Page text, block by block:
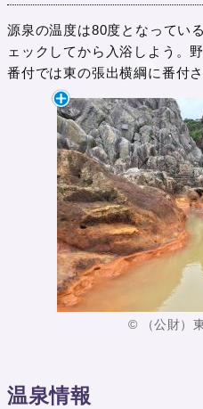
源泉の温度は80度となってい
ェックしてから入浴しよう。
番付では東の張出横綱に番付さ
© （公財）
温泉情報